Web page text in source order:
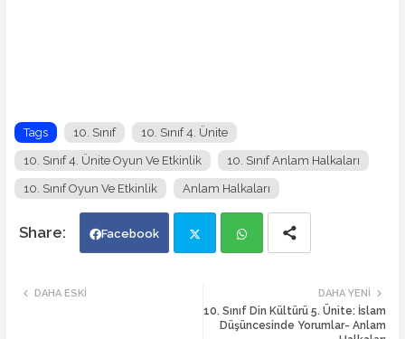
Tags 10. Sınıf 10. Sınıf 4. Ünite
10. Sınıf 4. Ünite Oyun Ve Etkinlik 10. Sınıf Anlam Halkaları
10. Sınıf Oyun Ve Etkinlik Anlam Halkaları
Facebook
ats
DAHA YENI
10. Sınıf Din Kültürü 5. Ünite: İslam
Düşüncesinde Yorumlar- Anlam
DAHA ESKI